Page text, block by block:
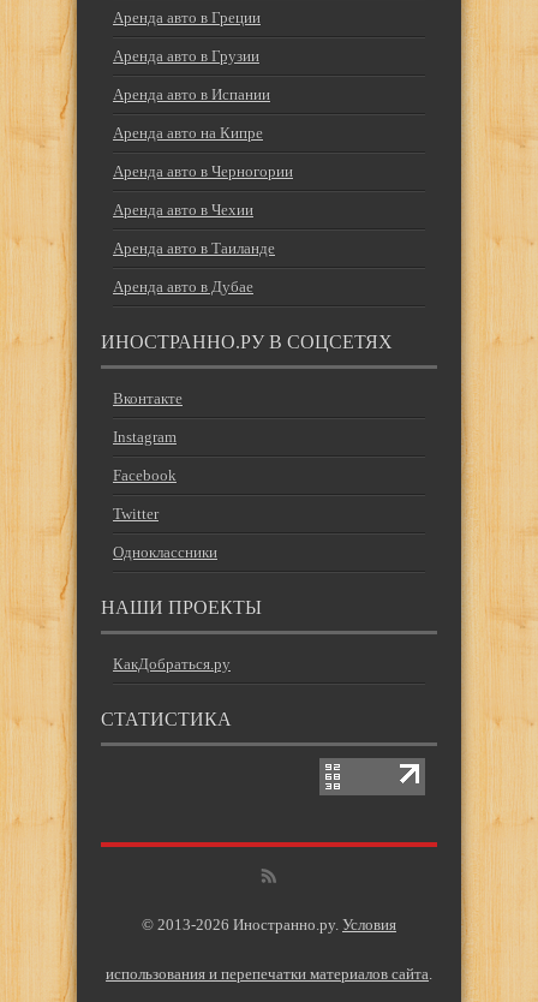
Аренда авто в Греции
Аренда авто в Грузии
Аренда авто в Испании
Аренда авто на Кипре
Аренда авто в Черногории
Аренда авто в Чехии
Аренда авто в Таиланде
Аренда авто в Дубае
ИНОСТРАННО.РУ В СОЦСЕТЯХ
Вконтакте
Instagram
Facebook
Twitter
Одноклассники
НАШИ ПРОЕКТЫ
КакДобраться.ру
СТАТИСТИКА
© 2013-2026 Иностранно.ру. Условия
использования и перепечатки материалов сайта